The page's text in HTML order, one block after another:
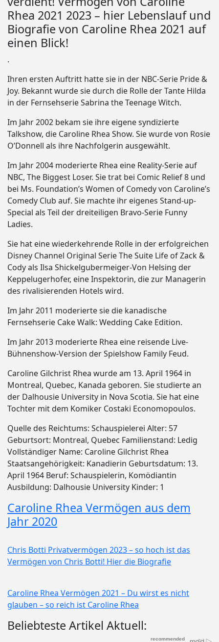
Rhea 2021 2023 – hier Lebenslauf und
Biografie von Caroline Rhea 2021 auf
einen Blick!
.
Ihren ersten Auftritt hatte sie in der NBC-Serie Pride &
Joy. Bekannt wurde sie durch die Rolle der Tante Hilda
in der Fernsehserie Sabrina the Teenage Witch.
Im Jahr 2002 bekam sie ihre eigene syndizierte
Talkshow, die Caroline Rhea Show. Sie wurde von Rosie
O’Donnell als ihre Nachfolgerin ausgewählt.
Im Jahr 2004 moderierte Rhea eine Reality-Serie auf
NBC, The Biggest Loser. Sie trat bei Comic Relief 8 und
bei Ms. Foundation’s Women of Comedy von Caroline’s
Comedy Club auf. Sie machte ihr eigenes Stand-up-
Special als Teil der dreiteiligen Bravo-Serie Funny
Ladies.
Sie hat eine wiederkehrende Rolle in der erfolgreichen
Disney Channel Original Serie The Suite Life of Zack &
Cody als Ilsa Shickelgubermeiger-Von Helsing der
Keppelugerhofer, eine Inspektorin, die zur Managerin
des rivalisierenden Hotels wird.
Im Jahr 2011 moderierte sie die kanadische
Fernsehserie Cake Walk: Wedding Cake Edition.
Im Jahr 2013 moderierte Rhea eine reisende Live-
Bühnenshow-Version der Spielshow Family Feud.
Caroline Gilchrist Rhea wurde am 13. April 1964 in
Montreal, Quebec, Kanada geboren. Sie studierte an
der Dalhousie University in Nova Scotia. Sie hat eine
Tochter mit dem Komiker Costaki Economopoulos.
Quelle des Reichtums: Schauspielerei Alter: 57
Geburtsort: Montreal, Quebec Familienstand: Ledig
Vollständiger Name: Caroline Gilchrist Rhea
Staatsangehörigkeit: Kanadierin Geburtsdatum: 13.
April 1964 Beruf: Schauspielerin, Komödiantin
Ausbildung: Dalhousie University Kinder: 1
Caroline Rhea Vermögen aus dem
Jahr 2020
Chris Botti Privatvermögen 2023 – so hoch ist das
Vermögen von Chris Botti! Hier die Biografie
Caroline Rhea Vermögen 2021 – Du wirst es nicht
glauben – so reich ist Caroline Rhea
Beliebteste Artikel Aktuell: